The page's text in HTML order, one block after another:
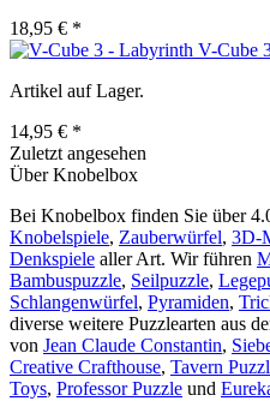
18,95 € *
V-Cube
Artikel auf Lager.
14,95 € *
Zuletzt angesehen
Über Knobelbox
Bei Knobelbox finden Sie über
Knobelspiele, Zauberwürfel, 3D-
Denkspiele aller Art. Wir führen
Bambuspuzzle, Seilpuzzle,
Schlangenwürfel, Pyramiden,
diverse weitere Puzzlearten aus
von Jean Claude Constantin,
Creative Crafthouse, Tavern
Toys, Professor Puzzle und